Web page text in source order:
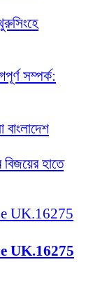
সম্পর্ক:
হাতে
UK.16275